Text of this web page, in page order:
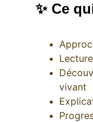
✨ Ce
vivant